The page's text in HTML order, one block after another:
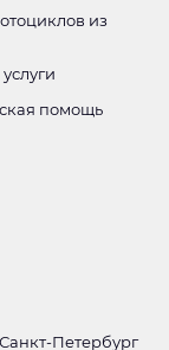
из
помощь
Санкт-Петербург